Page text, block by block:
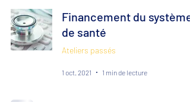
Financement du système
de santé
Ateliers passés
1 oct. 2021 1 min de lecture